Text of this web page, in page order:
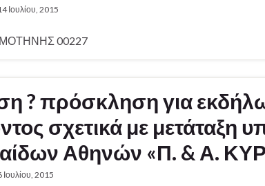
Ιουλίου, 2015
00227
? πρόσκληση για
σχετικά με μετάταξη
Αθηνών «Π. & Α.
Ιουλίου, 2015